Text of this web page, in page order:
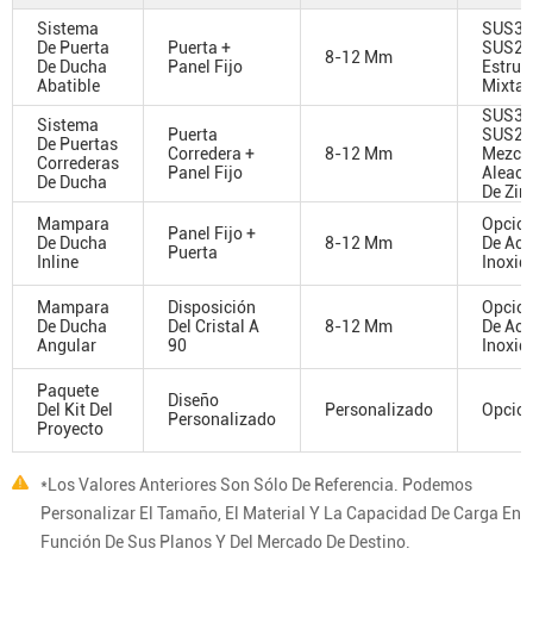
Sistema
De Puerta
De Ducha
Abatible
Puerta +
Panel Fijo
8-12 Mm
Mixta
Sistema
De Puertas
Correderas
De Ducha
Puerta
Corredera +
Panel Fijo
8-12 Mm
De
Mampara
De Ducha
Inline
Panel Fijo +
Puerta
8-12 Mm
De
Mampara
De Ducha
Angular
Disposición
Del Cristal A
90
8-12 Mm
De
Paquete
Del Kit Del
Proyecto
Diseño
Personalizado
Personalizado
*Los Valores Anteriores Son Sólo De Referencia. Podemos
Personalizar El Tamaño, El Material Y La Capacidad De Carga En
Función De Sus Planos Y Del Mercado De Destino.